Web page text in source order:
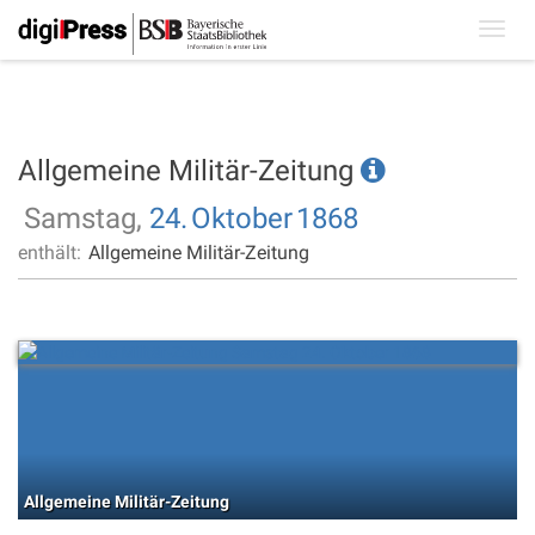
Allgemeine Militär-Zeitung
Samstag, 24.Oktober1868
enthält: Allgemeine Militär-Zeitung
Allgemeine Militär-Zeitung